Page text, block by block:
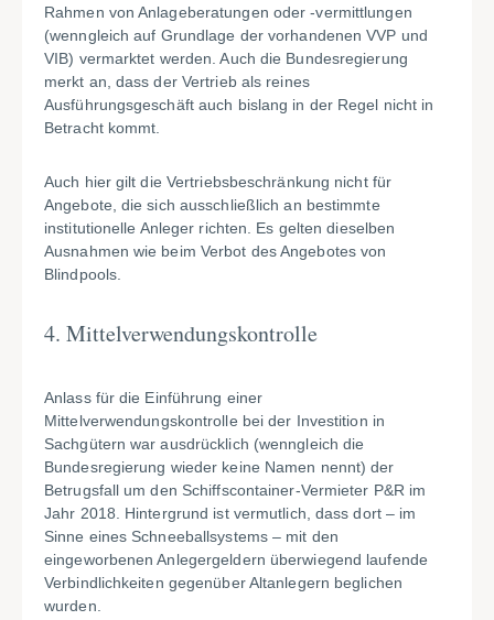
Rahmen von Anlageberatungen oder -vermittlungen
(wenngleich auf Grundlage der vorhandenen VVP und
VIB) vermarktet werden. Auch die Bundesregierung
merkt an, dass der Vertrieb als reines
Ausführungsgeschäft auch bislang in der Regel nicht in
Betracht kommt.
Auch hier gilt die Vertriebsbeschränkung nicht für
Angebote, die sich ausschließlich an bestimmte
institutionelle Anleger richten. Es gelten dieselben
Ausnahmen wie beim Verbot des Angebotes von
Blindpools.
4. Mittelverwendungskontrolle
Anlass für die Einführung einer
Mittelverwendungskontrolle bei der Investition in
Sachgütern war ausdrücklich (wenngleich die
Bundesregierung wieder keine Namen nennt) der
Betrugsfall um den Schiffscontainer-Vermieter P&R im
Jahr 2018. Hintergrund ist vermutlich, dass dort – im
Sinne eines Schneeballsystems – mit den
eingeworbenen Anlegergeldern überwiegend laufende
Verbindlichkeiten gegenüber Altanlegern beglichen
wurden.